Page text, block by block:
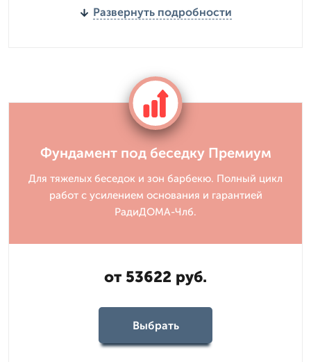
Развернуть подробности
Фундамент под беседку Премиум
Для тяжелых беседок и зон барбекю. Полный цикл
работ с усилением основания и гарантией
РадиДОМА-Члб.
от 53622 руб.
Выбрать